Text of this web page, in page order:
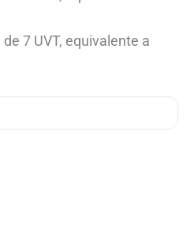
7 UVT, equivalente a